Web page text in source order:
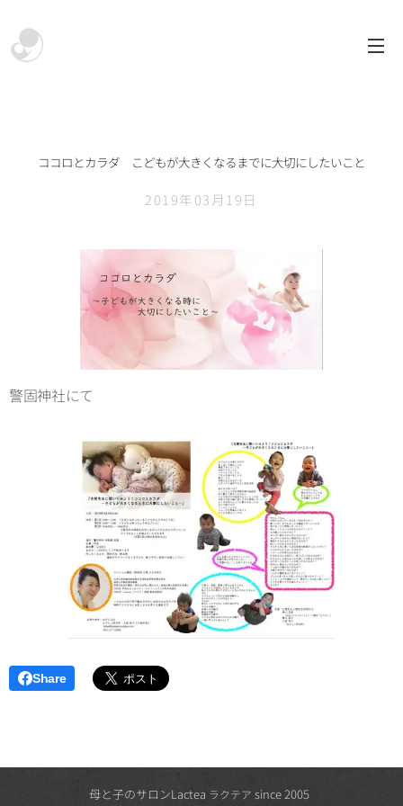
ココロとカラダ こどもが大きくなるまでに大切にしたいこと
2019年03月19日
警固神社にて
Share
母と子のサロンLactea ラクテア since 2005